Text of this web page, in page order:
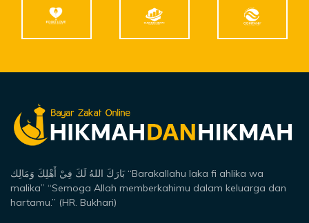
بَارَكَ اللهُ لَكَ فِيْ أَهْلِكَ وَمَالِك “Barakallahu laka fi ahlika wa
malika” “Semoga Allah memberkahimu dalam keluarga dan
hartamu.” (HR. Bukhari)